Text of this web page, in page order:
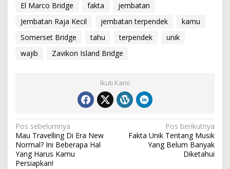
El Marco Bridge
fakta
jembatan
Jembatan Raja Kecil
jembatan terpendek
kamu
Somerset Bridge
tahu terpendek
unik
wajib
Zavikon Island Bridge
Ikuti Kami
Navigasi
pos
Pos sebelumnya
Mau Travelling Di Era New
Normal? Ini Beberapa Hal
Yang Harus Kamu
Persiapkan!
Pos berikutnya
Fakta Unik Tentang Musik
Yang Belum Banyak
Diketahui